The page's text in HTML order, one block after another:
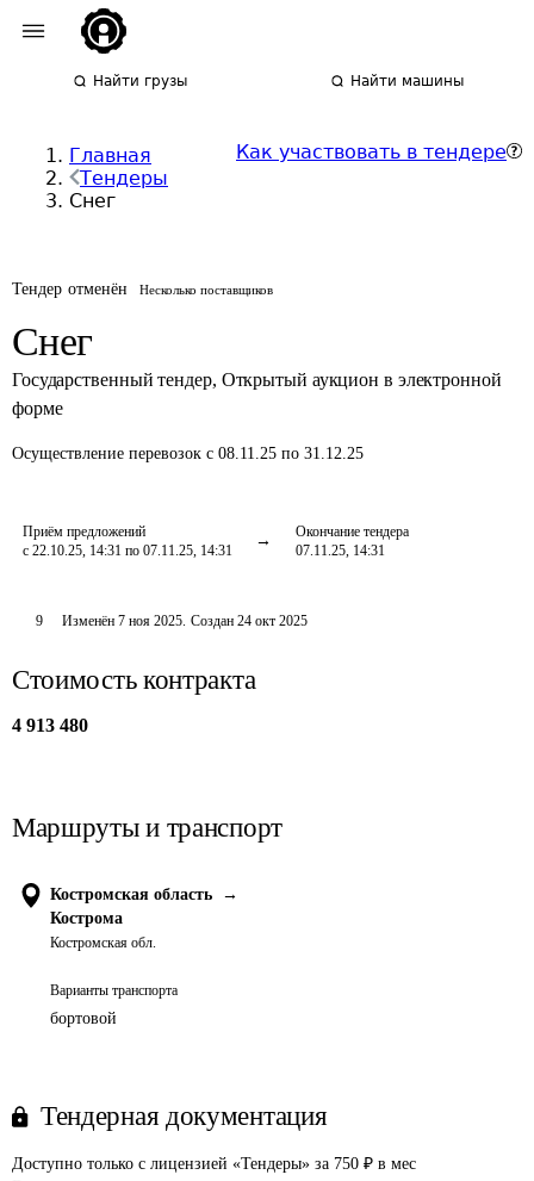
Найти грузы Найти машины
Главная
Тендеры
Снег
Как участвовать в тендере
Тендер отменён Несколько поставщиков
Снег
Государственный тендер, Открытый аукцион в электронной
форме
Осуществление перевозок с 08.11.25 по 31.12.25
Приём предложений
с 22.10.25, 14:31 по 07.11.25, 14:31
Окончание тендера
07.11.25, 14:31
9 Изменён 7 ноя 2025. Создан 24 окт 2025
Стоимость контракта
4 913 480
Маршруты и транспорт
Костромская область
→
Кострома
Костромская обл.
Варианты транспорта
бортовой
Тендерная документация
Доступно только с лицензией «Тендеры» за 750 ₽ в мес